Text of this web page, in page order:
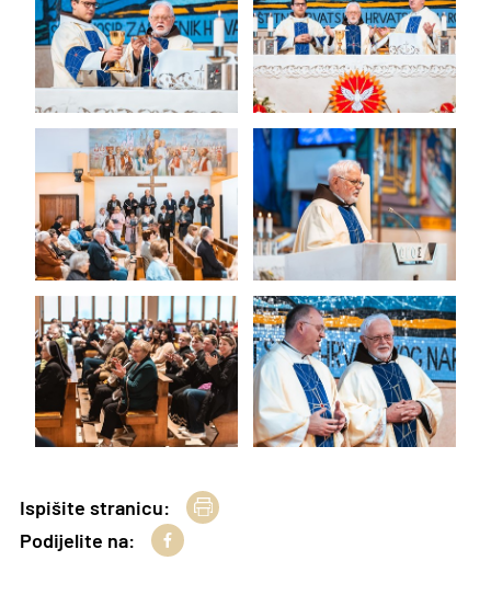
Ispišite stranicu:
Podijelite na: